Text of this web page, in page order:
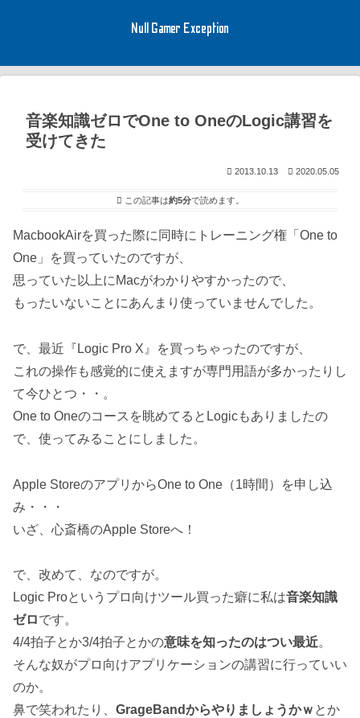
Null Gamer Exception
音楽知識ゼロでOne to OneのLogic講習を
受けてきた
2013.10.13 2020.05.05
この記事は約5分で読めます。
MacbookAirを買った際に同時にトレーニング権「One to
One」を買っていたのですが、
思っていた以上にMacがわかりやすかったので、
もったいないことにあんまり使っていませんでした。
で、最近『Logic Pro X』を買っちゃったのですが、
これの操作も感覚的に使えますが専門用語が多かったりし
て今ひとつ・・。
One to Oneのコースを眺めてるとLogicもありましたの
で、使ってみることにしました。
Apple StoreのアプリからOne to One（1時間）を申し込
み・・・
いざ、心斎橋のApple Storeへ！
で、改めて、なのですが。
Logic Proというプロ向けツール買った癖に私は音楽知識
ゼロです。
4/4拍子とか3/4拍子とかの意味を知ったのはつい最近。
そんな奴がプロ向けアプリケーションの講習に行っていい
のか。
鼻で笑われたり、 GrageBandからやりましょうかｗ とか